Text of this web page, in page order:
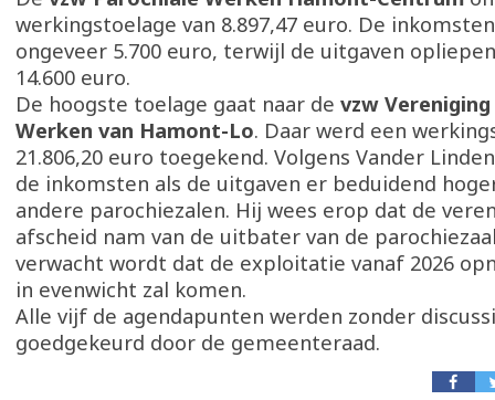
werkingstoelage van 8.897,47 euro. De
ongeveer 5.700 euro, terwijl de uitgaven
14.600 euro.
De hoogste toelage gaat naar de vzw
Werken van Hamont-Lo. Daar werd een
21.806,20 euro toegekend. Volgens Vander
de inkomsten als de uitgaven er beduidend
andere parochiezalen. Hij wees erop dat de
afscheid nam van de uitbater van de
verwacht wordt dat de exploitatie vanaf 2026
in evenwicht zal komen.
Alle vijf de agendapunten werden zonder
goedgekeurd door de gemeenteraad.